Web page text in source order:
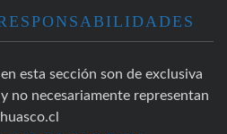
esta sección son de exclusiva
no necesariamente representan